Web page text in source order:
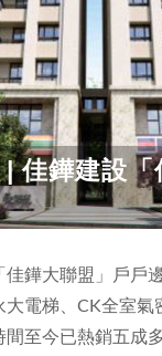
佳鏵建設
鏵大聯盟」戶戶
電梯、CK全室
至今已熱銷五成